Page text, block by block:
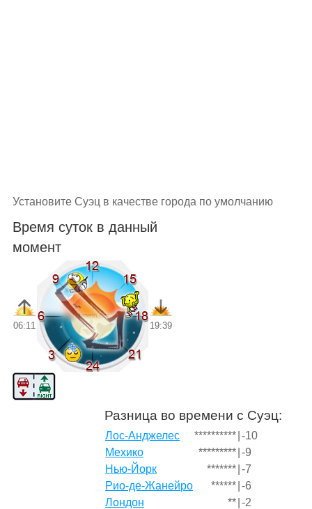
Установите Суэц в качестве города по умолчанию
Время суток в данный
момент
06:11 19:39
Разница во времени с Суэц:
Лос-Анджелес ********** -10
Мехико
********* -9
Нью-Йорк
******* -7
Рио-де-Жанейро
****** -6
Лондон
** -2